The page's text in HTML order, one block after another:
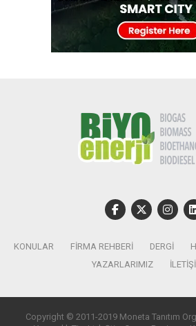
KONULAR FIRMA REHBERI DERGI
YAZARLARIMIZ
Copyright © 2011-2019 Moneta Tanıtım